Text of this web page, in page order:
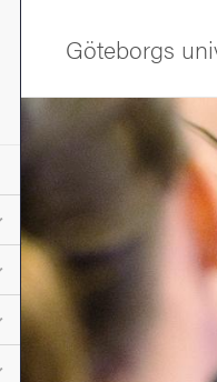
Undermeny för Studera
Undermeny för Forskning
Undermeny för
Undermeny för
Göteborgs
Bild